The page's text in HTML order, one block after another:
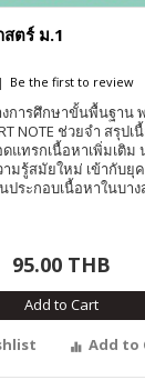
ตร์ ม.1
| Be the first to review
การศึกษาขั้นพื้นฐาน
NOTE ช่วยจำ สรุป
ดแทรกเนื้อหาเพิ่มเติม
มรู้สมัยใหม่ เข้ากับยุ
ประกอบเนื้อหาในบา
95.00 THB
Add to Cart
Add to